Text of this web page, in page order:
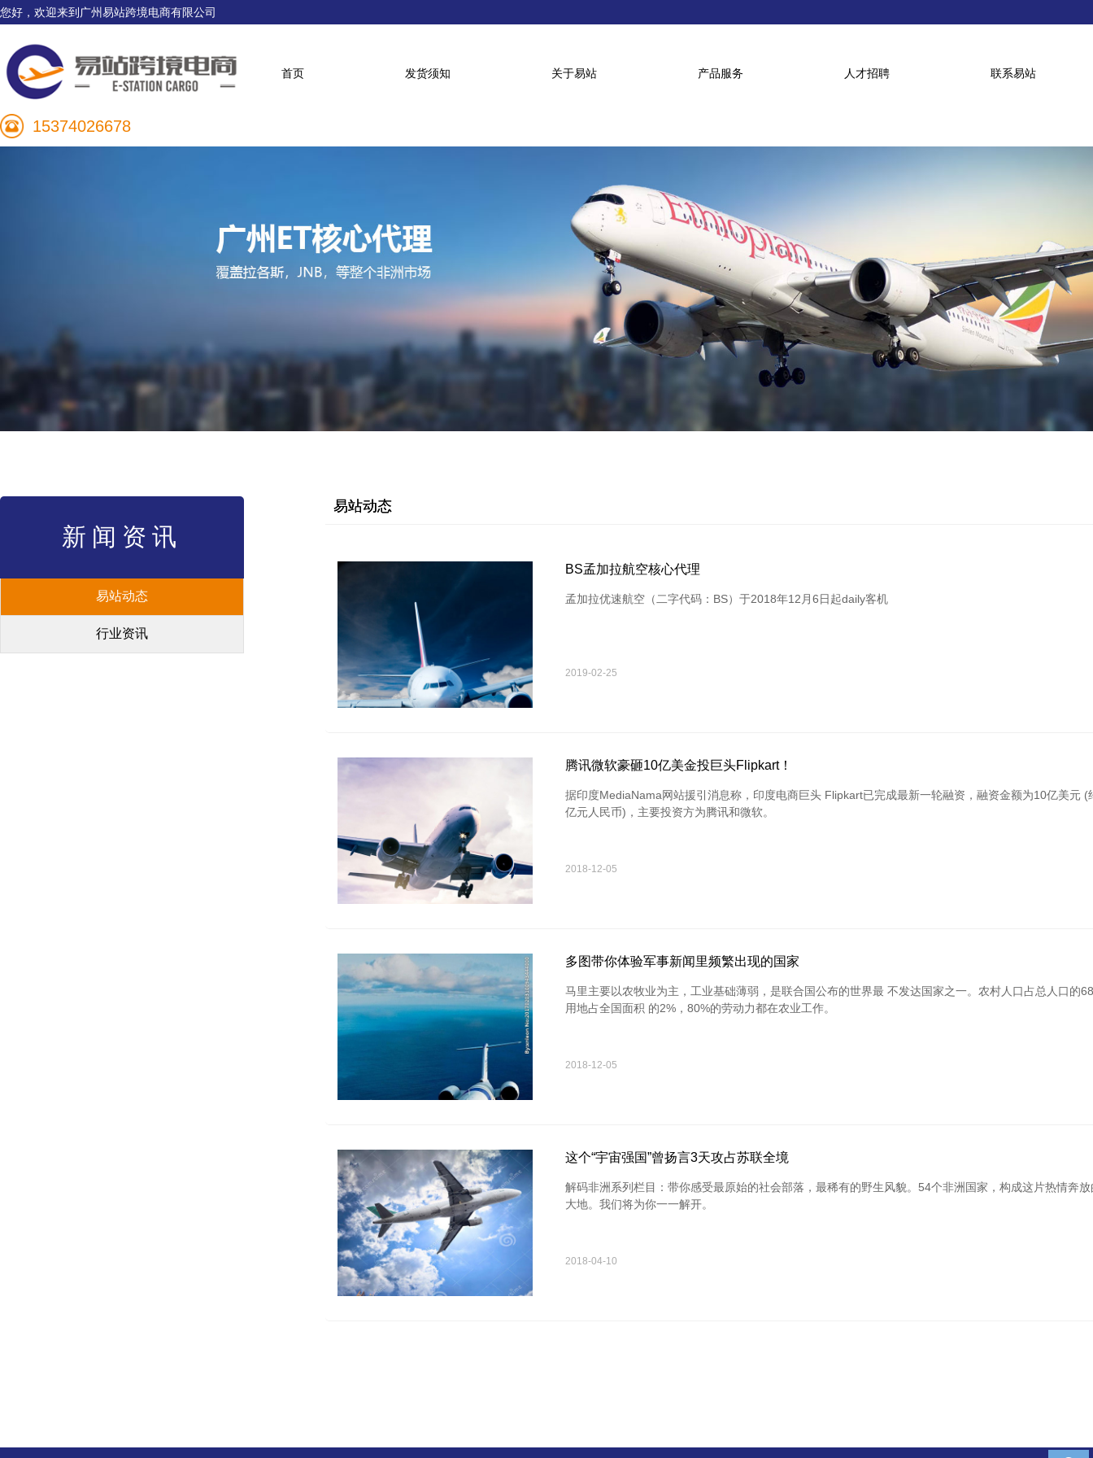
您好，欢迎来到广州易站跨境电商有限公司
首页 发货须知 关于易站 产品服务 人才招聘 联系易站
15374026678
新闻资讯
易站动态
行业资讯
易站动态
BS孟加拉航空核心代理
孟加拉优速航空（二字代码：BS）于2018年12月6日起daily客机
2019-02-25
腾讯微软豪砸10亿美金投巨头Flipkart！
据印度MediaNama网站援引消息称，印度电商巨头 Flipkart已完成最新一轮融资，融资金额为10亿美元 (
亿元人民币)，主要投资方为腾讯和微软。
2018-12-05
多图带你体验军事新闻里频繁出现的国家
马里主要以农牧业为主，工业基础薄弱，是联合国公布的世界最 不发达国家之一。农村人口占总人口的
用地占全国面积 的2%，80%的劳动力都在农业工作。
2018-12-05
这个“宇宙强国”曾扬言3天攻占苏联全境
解码非洲系列栏目：带你感受最原始的社会部落，最稀有的野生风貌。54个非洲国家，构成这片热情奔
大地。我们将为你一一解开。
2018-04-10